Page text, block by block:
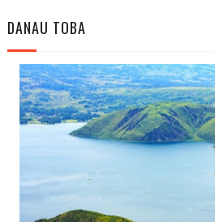
DANAU TOBA